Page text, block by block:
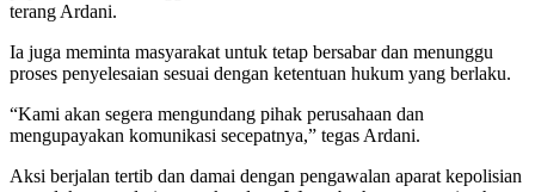
terang Ardani.
Ia juga meminta masyarakat untuk tetap bersabar dan menunggu
proses penyelesaian sesuai dengan ketentuan hukum yang berlaku.
“Kami akan segera mengundang pihak perusahaan dan
mengupayakan komunikasi secepatnya,” tegas Ardani.
Aksi berjalan tertib dan damai dengan pengawalan aparat kepolisian